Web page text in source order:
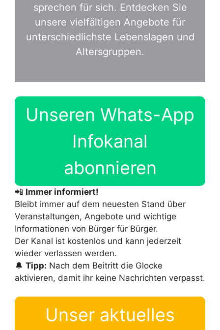
sprechen für sich. Entdecken Sie
unsere vielfältigen Angebote für
unterschiedlichste Lebenslagen und
Altersgruppen.
Unseren Whats-App
Infokanal
abonnieren
📲 Immer informiert!
Bleibt immer auf dem neuesten Stand über
Veranstaltungen, Angebote und wichtige
Informationen von Bürger für Bürger.
Der Kanal ist kostenlos und kann jederzeit
wieder verlassen werden.
🔔 Tipp: Nach dem Beitritt die Glocke
aktivieren, damit ihr keine Nachrichten verpasst.
Unser aktuelles